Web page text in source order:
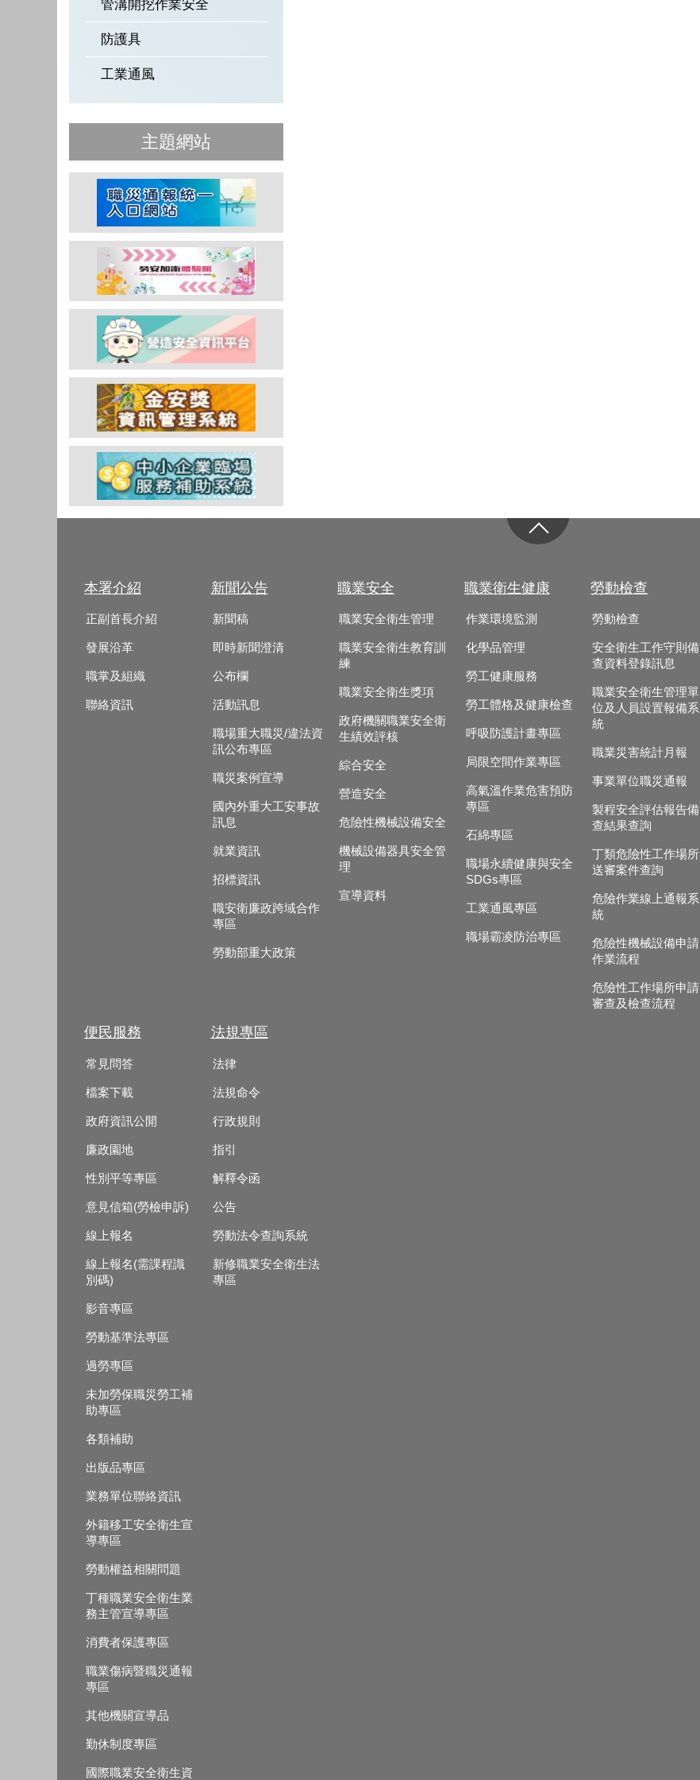
管溝開挖作業安全
防護具
工業通風
主題網站
本署介紹
正副首長介紹
發展沿革
職掌及組織
聯絡資訊
新聞公告
新聞稿
即時新聞澄清
公布欄
活動訊息
職場重大職災/違法資
訊公布專區
職災案例宣導
國內外重大工安事故
訊息
就業資訊
招標資訊
職安衛廉政跨域合作
專區
勞動部重大政策
職業安全
職業安全衛生管理
職業安全衛生教育訓
練
職業安全衛生獎項
政府機關職業安全衛
生績效評核
綜合安全
營造安全
危險性機械設備安全
機械設備器具安全管
理
宣導資料
職業衛生健康
作業環境監測
化學品管理
勞工健康服務
勞工體格及健康檢查
呼吸防護計畫專區
局限空間作業專區
高氣溫作業危害預防
專區
石綿專區
職場永續健康與安全
SDGs專區
工業通風專區
職場霸凌防治專區
勞動檢查
勞動檢查
安全衛生工作守則備
查資料登錄訊息
職業安全衛生管理單
位及人員設置報備系
統
職業災害統計月報
事業單位職災通報
製程安全評估報告備
查結果查詢
丁類危險性工作場所
送審案件查詢
危險作業線上通報系
統
危險性機械設備申請
作業流程
危險性工作場所申請
審查及檢查流程
便民服務
常見問答
檔案下載
政府資訊公開
廉政園地
性別平等專區
意見信箱(勞檢申訴)
線上報名
線上報名(需課程識
別碼)
影音專區
勞動基準法專區
過勞專區
未加勞保職災勞工補
助專區
各類補助
出版品專區
業務單位聯絡資訊
外籍移工安全衛生宣
導專區
勞動權益相關問題
丁種職業安全衛生業
務主管宣導專區
消費者保護專區
職業傷病暨職災通報
專區
其他機關宣導品
勤休制度專區
國際職業安全衛生資
法規專區
法律
法規命令
行政規則
指引
解釋令函
公告
勞動法令查詢系統
新修職業安全衛生法
專區